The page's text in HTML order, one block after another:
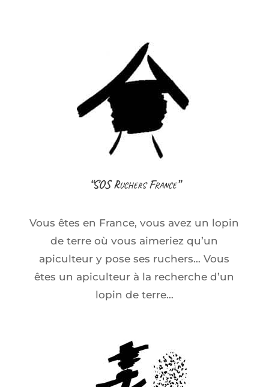
“SOS Ruchers France”
Vous êtes en France, vous avez un lopin
de terre où vous aimeriez qu’un
apiculteur y pose ses ruchers… Vous
êtes un apiculteur à la recherche d’un
lopin de terre…